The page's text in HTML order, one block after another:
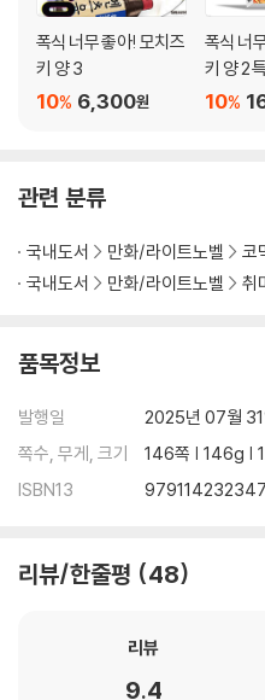
폭식 너무 좋아! 모치즈
키 양 3
6,300원
10%
폭식 너
키 양 2
10%
관련 분류
국내도서 만화/라이트노벨
코
국내도서
만화/라이트노벨 취
품목정보
발행일
2025년 07월
쪽수, 무게, 크기
146쪽 | 146g |
ISBN13
리뷰/한줄평 48
리뷰
9.4